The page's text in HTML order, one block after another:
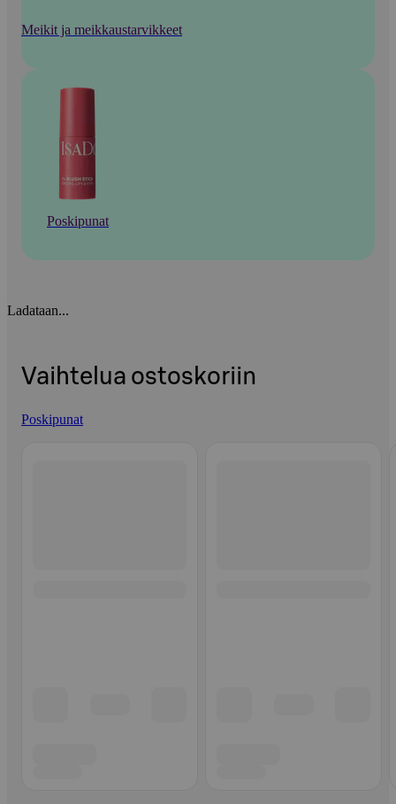
Meikit ja meikkaustarvikkeet
Poskipunat
Ladataan...
Vaihtelua ostoskoriin
Poskipunat